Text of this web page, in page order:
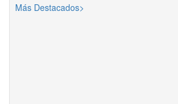
Más Destacados>